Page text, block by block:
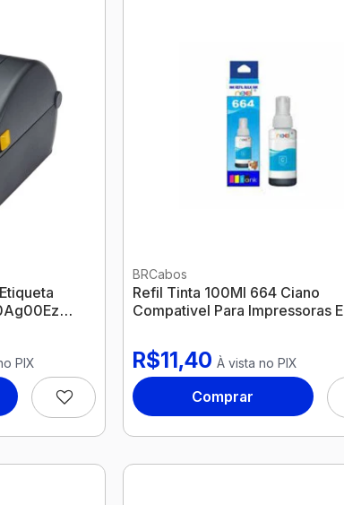
PIX
BRCabos
Refil Tinta 100Ml 664 Ciano
Compativel Para Impressoras
R$11,40 À vista no PIX
Comprar